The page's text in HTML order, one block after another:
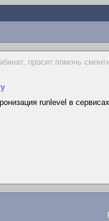
просит помочь
runlevel в